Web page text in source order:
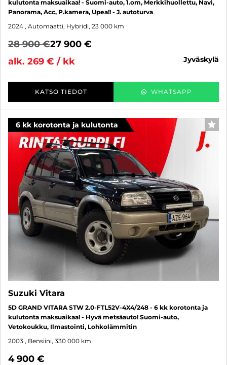
kulutonta maksuaikaa! - Suomi-auto, 1.om, Merkkihuollettu, Navi,
Panorama, Acc, P.kamera, Upea!! - J. autoturva
2024 , Automaatti, Hybridi, 23 000 km
28 900 €27 900 €
alk. 269 € / kk
jyväskylä
KATSO TIEDOT WHATSAPP
6 kk korotonta ja kulutonta
Suzuki Vitara
5D GRAND VITARA STW 2.0-FTL52V-4X4/248 - 6 kk korotonta ja
kulutonta maksuaikaa! - Hyvä metsäauto! Suomi-auto,
Vetokoukku, Ilmastointi, Lohkolämmitin
2003 , Bensiini, 330 000 km
4 900 €